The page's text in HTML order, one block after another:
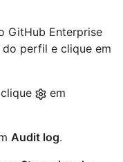
GitHub Enterprise
do perfil e clique em
em
Audit log.